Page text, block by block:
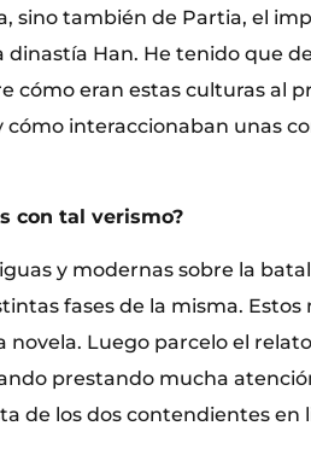
sino también de Partia, el
dinastía Han. He tenido que
eran estas culturas al
cómo interaccionaban unas
con tal verismo?
y modernas sobre la
fases de la misma. Estos
Luego parcelo el
prestando mucha
de los dos contendientes en